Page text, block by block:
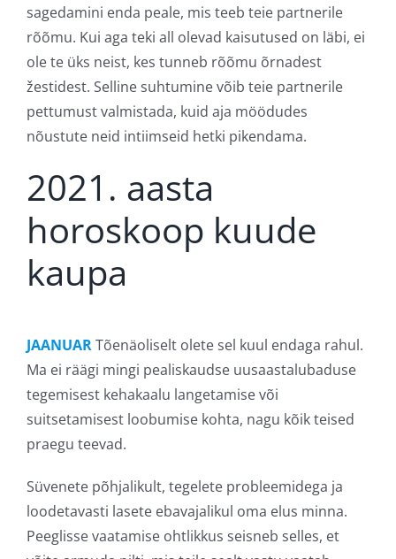
sagedamini enda peale, mis teeb teie partnerile
rõõmu. Kui aga teki all olevad kaisutused on läbi, ei
ole te üks neist, kes tunneb rõõmu õrnadest
žestidest. Selline suhtumine võib teie partnerile
pettumust valmistada, kuid aja möödudes
nõustute neid intiimseid hetki pikendama.
2021. aasta
horoskoop kuude
kaupa
JAANUARTõenäoliselt olete sel kuul endaga rahul.
Ma ei räägi mingi pealiskaudse uusaastalubaduse
tegemisest kehakaalu langetamise või
suitsetamisest loobumise kohta, nagu kõik teised
praegu teevad.
Süvenete põhjalikult, tegelete probleemidega ja
loodetavasti lasete ebavajalikul oma elus minna.
Peeglisse vaatamise ohtlikkus seisneb selles, et